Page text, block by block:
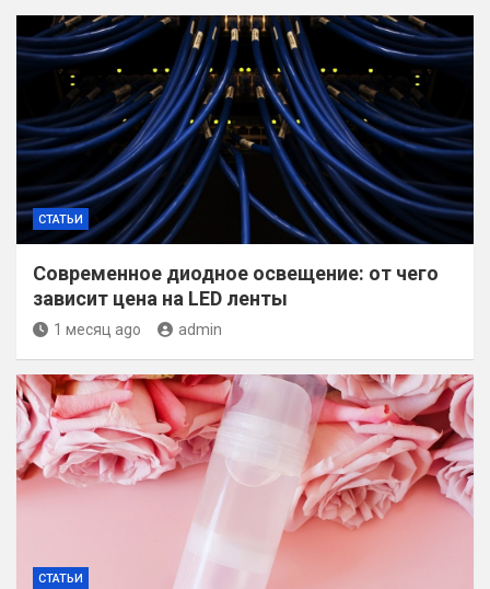
СТАТЬИ
Современное диодное освещение: от чего
зависит цена на LED ленты
1 месяц ago admin
СТАТЬИ